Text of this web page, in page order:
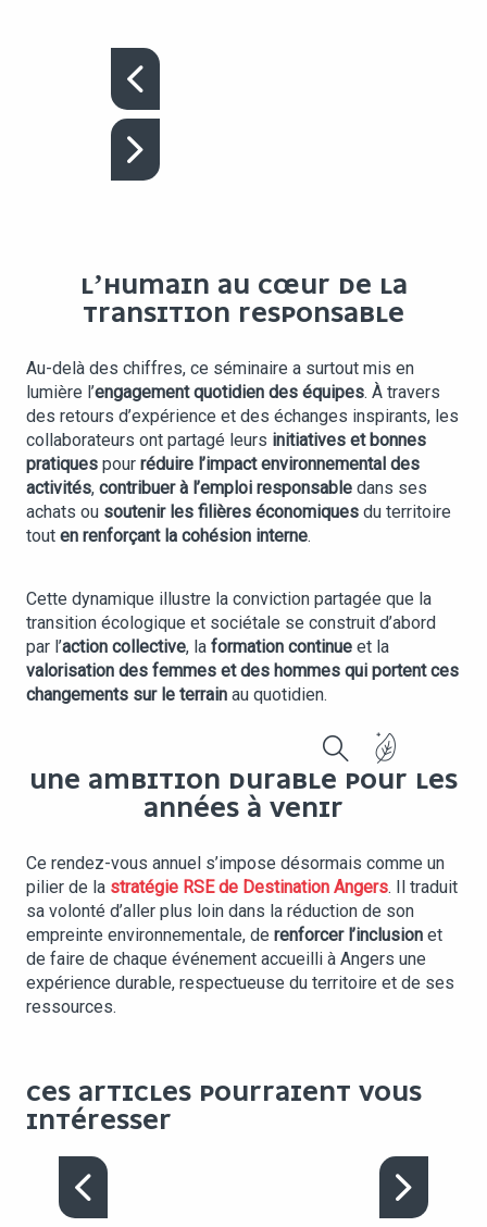
Recherche
L’HUMAIN AU CŒUR DE LA
TRANSITION RESPONSABLE
Au-delà des chiffres, ce séminaire a surtout mis en
lumière l’engagement quotidien des équipes. À travers
des retours d’expérience et des échanges inspirants, les
collaborateurs ont partagé leurs initiatives et bonnes
pratiques pour réduire l’impact environnemental des
activités, contribuer à l’emploi responsable dans ses
achats ou soutenir les filières économiques du territoire
tout en renforçant la cohésion interne.
Cette dynamique illustre la conviction partagée que la
transition écologique et sociétale se construit d’abord
par l’action collective, la formation continue et la
valorisation des femmes et des hommes qui portent ces
changements sur le terrain au quotidien.
UNE AMBITION DURABLE POUR LES
ANNÉES À VENIR
Ce rendez-vous annuel s’impose désormais comme un
pilier de la stratégie RSE de Destination Angers. Il traduit
sa volonté d’aller plus loin dans la réduction de son
empreinte environnementale, de renforcer l’inclusion et
de faire de chaque événement accueilli à Angers une
expérience durable, respectueuse du territoire et de ses
ressources.
CES ARTICLES POURRAIENT VOUS
INTÉRESSER
NOS ENGAGEMENTS